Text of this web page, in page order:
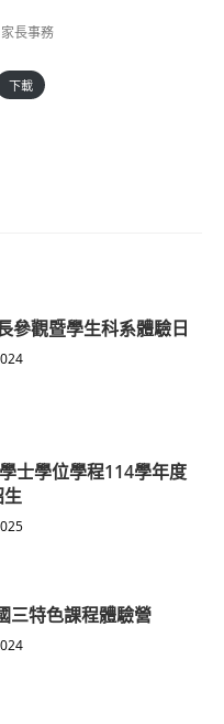
家長事務
下載
參觀暨學生科系體驗日
士學位學程114學年度
生
三特色課程體驗營